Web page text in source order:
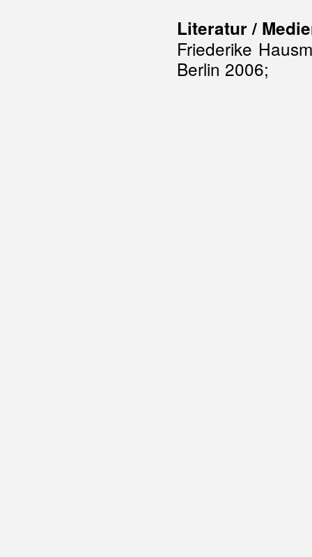
Literatur /
Friederike
Berlin 2006;